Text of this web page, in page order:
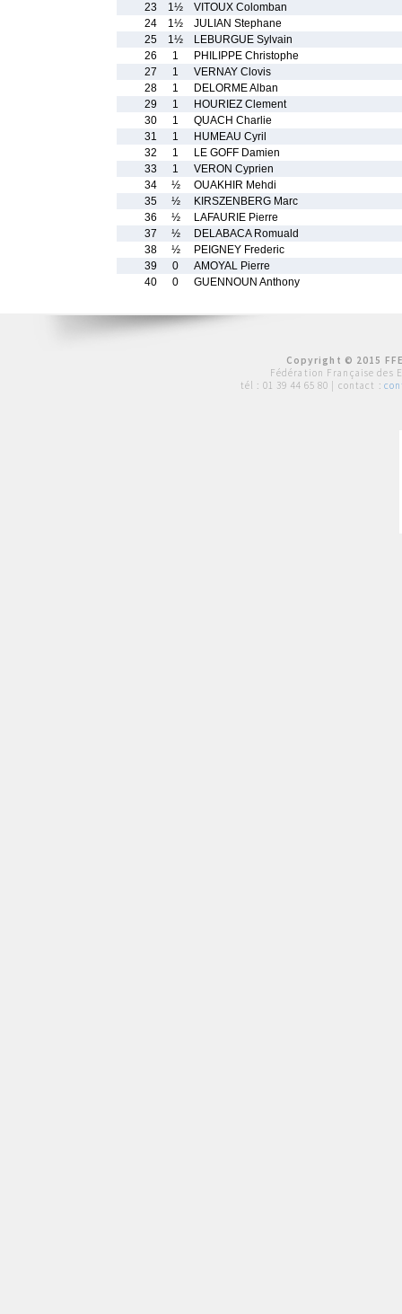
23
1½
VITOUX Colomban
24
1½
JULIAN Stephane
25
1½
LEBURGUE Sylvain
26
1
PHILIPPE Christophe
27
1
VERNAY Clovis
28
1
DELORME Alban
29
1
HOURIEZ Clement
30
1
QUACH Charlie
31
1
HUMEAU Cyril
32
1
LE GOFF Damien
33
1
VERON Cyprien
34
½
OUAKHIR Mehdi
35
½
KIRSZENBERG Marc
36
½
LAFAURIE Pierre
37
½
DELABACA Romuald
38
½
PEIGNEY Frederic
39
0
AMOYAL Pierre
40
0 GUENNOUN Anthony
Copyright © 2015
Fédération Française des
tél : 01 39 44 65 80 | contact :